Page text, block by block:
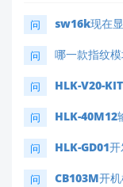
问 sw16k现在
问 哪一款指纹
问 HLK-V20-
问 HLK-40M12
问 HLK-GD01
问 CB103M开